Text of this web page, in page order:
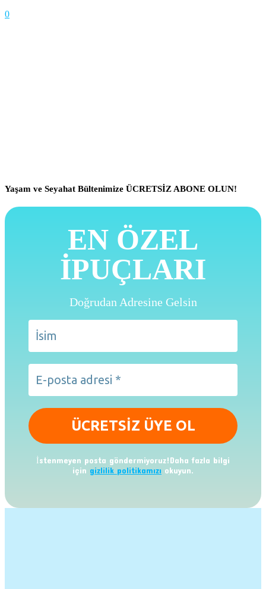
0
Yaşam ve Seyahat Bültenimize ÜCRETSİZ ABONE OLUN!
EN ÖZEL
İPUÇLARI
Doğrudan Adresine Gelsin
İstenmeyen posta göndermiyoruz!Daha fazla bilgi
için gizlilik politikamızı okuyun.